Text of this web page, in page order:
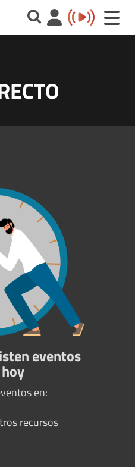
Toggle
eventos
en:
recursos